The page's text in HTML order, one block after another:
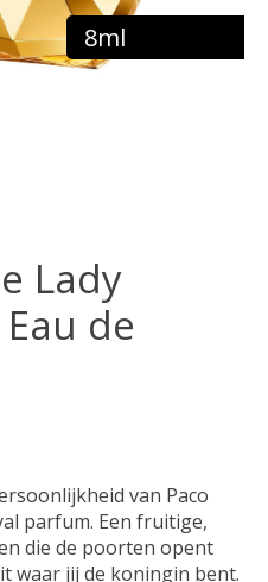
8ml
Lady
de
van Paco
parfum. Een fruitige,
die de poorten opent
waar jij de koningin bent.